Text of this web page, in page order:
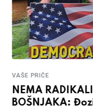
VAŠE PRIČE
NEMA
BOŠNJAKA: